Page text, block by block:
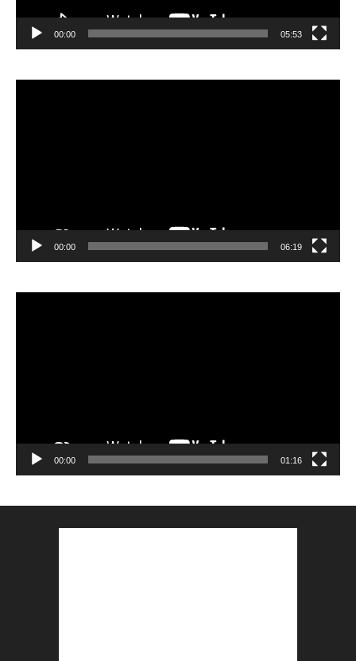
00:00 05:53
00:00 06:19
00:00 01:16